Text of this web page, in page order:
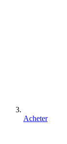
Acheter